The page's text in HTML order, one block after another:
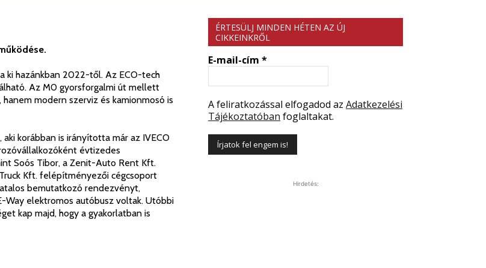
ki hazánkban 2022-től. Az ECO-tech
Az M0 gyorsforgalmi út mellett
modern szerviz és kamionmosó is
korábban is irányította már az IVECO
évtizedes
Soós Tibor, a Zenit-Auto Rent Kft.
Kft. felépítményezői cégcsoport
bemutatkozó rendezvényt,
Way elektromos autóbusz voltak. Utóbbi
kap majd, hogy a gyakorlatban is
ÉRTESÜLJ MINDEN HÉTEN AZ ÚJ
CIKKEINKRŐL
E-mail-cím *
A feliratkozással elfogadod az Adatkezelési
Tájékoztatóban foglaltakat.
Hirdetés: